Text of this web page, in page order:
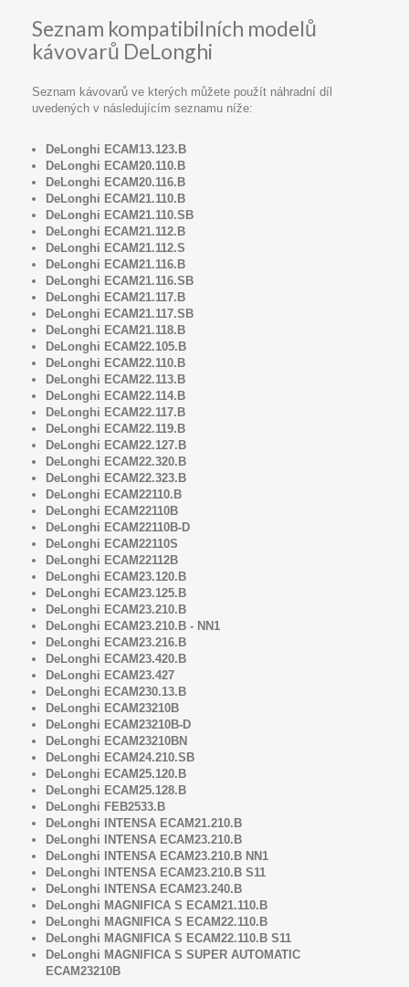
Seznam kompatibilních modelů
kávovarů DeLonghi
Seznam kávovarů ve kterých můžete použít náhradní díl
uvedených v následujícím seznamu níže:
DeLonghi ECAM13.123.B
DeLonghi ECAM20.110.B
DeLonghi ECAM20.116.B
DeLonghi ECAM21.110.B
DeLonghi ECAM21.110.SB
DeLonghi ECAM21.112.B
DeLonghi ECAM21.112.S
DeLonghi ECAM21.116.B
DeLonghi ECAM21.116.SB
DeLonghi ECAM21.117.B
DeLonghi ECAM21.117.SB
DeLonghi ECAM21.118.B
DeLonghi ECAM22.105.B
DeLonghi ECAM22.110.B
DeLonghi ECAM22.113.B
DeLonghi ECAM22.114.B
DeLonghi ECAM22.117.B
DeLonghi ECAM22.119.B
DeLonghi ECAM22.127.B
DeLonghi ECAM22.320.B
DeLonghi ECAM22.323.B
DeLonghi ECAM22110.B
DeLonghi ECAM22110B
DeLonghi ECAM22110B-D
DeLonghi ECAM22110S
DeLonghi ECAM22112B
DeLonghi ECAM23.120.B
DeLonghi ECAM23.125.B
DeLonghi ECAM23.210.B
DeLonghi ECAM23.210.B - NN1
DeLonghi ECAM23.216.B
DeLonghi ECAM23.420.B
DeLonghi ECAM23.427
DeLonghi ECAM230.13.B
DeLonghi ECAM23210B
DeLonghi ECAM23210B-D
DeLonghi ECAM23210BN
DeLonghi ECAM24.210.SB
DeLonghi ECAM25.120.B
DeLonghi ECAM25.128.B
DeLonghi FEB2533.B
DeLonghi INTENSA ECAM21.210.B
DeLonghi INTENSA ECAM23.210.B
DeLonghi INTENSA ECAM23.210.B NN1
DeLonghi INTENSA ECAM23.210.B S11
DeLonghi INTENSA ECAM23.240.B
DeLonghi MAGNIFICA S ECAM21.110.B
DeLonghi MAGNIFICA S ECAM22.110.B
DeLonghi MAGNIFICA S ECAM22.110.B S11
DeLonghi MAGNIFICA S SUPER AUTOMATIC
ECAM23210B